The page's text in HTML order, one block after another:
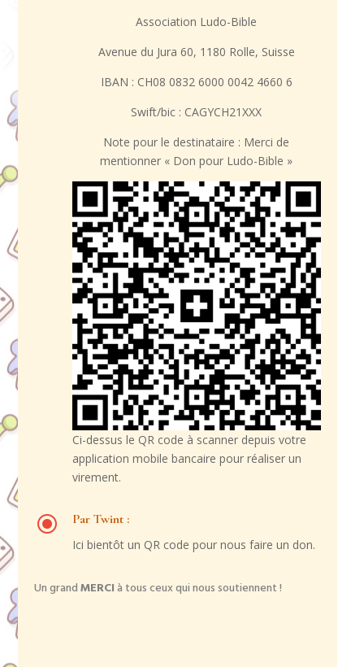
Association Ludo-Bible
Avenue du Jura 60, 1180 Rolle, Suisse
IBAN : CH08 0832 6000 0042 4660 6
Swift/bic : CAGYCH21XXX
Note pour le destinataire : Merci de
mentionner « Don pour Ludo-Bible »
Ci-dessus le QR code à scanner depuis votre
application mobile bancaire pour réaliser un
virement.
\ Par Twint :
Ici bientôt un QR code pour nous faire un don.
Un grandMERCIà tous ceux qui nous soutiennent !